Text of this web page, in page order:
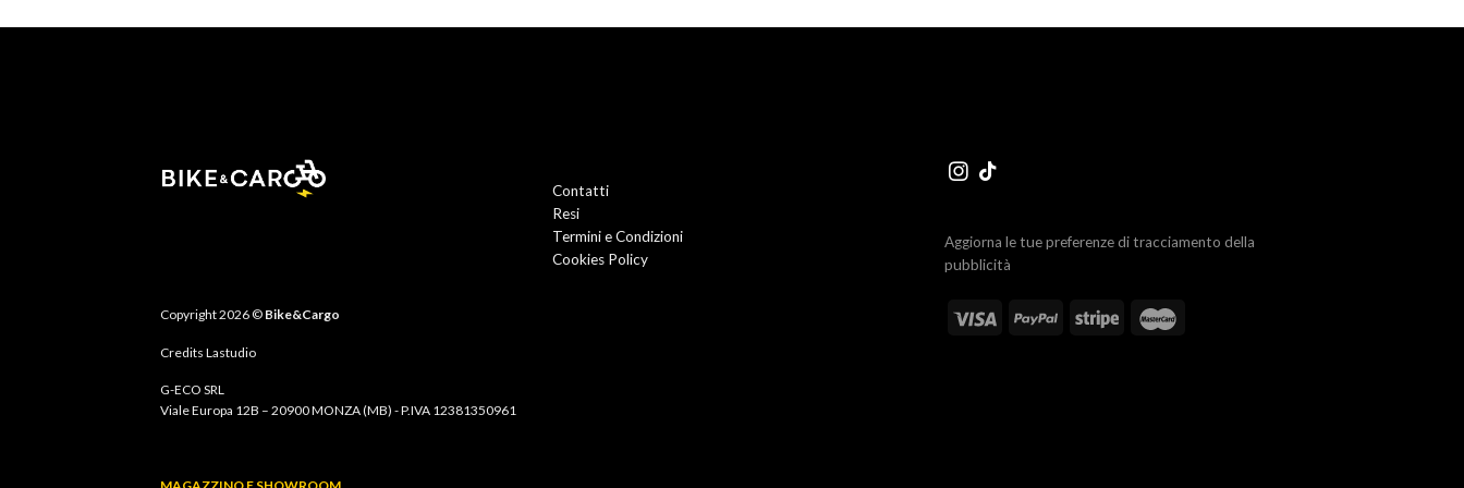
Copyright 2026 © Bike&Cargo
Credits Lastudio
G-ECO SRL
Viale Europa 12B – 20900 MONZA (MB) - P.IVA 12381350961
Contatti
Resi
Termini e Condizioni
Cookies Policy
Aggiorna le tue preferenze di tracciamento della
pubblicità